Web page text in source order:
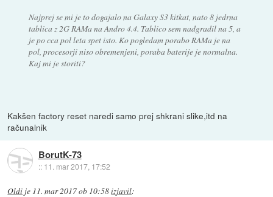
Najprej se mi je to dogajalo na Galaxy S3 kitkat, nato 8 jedrna
tablica z 2G RAMa na Andro 4.4. Tablico sem nadgradil na 5, a
je po cca pol leta spet isto. Ko pogledam porabo RAMa je na
pol, procesorji niso obremenjeni, poraba baterije je normalna.
Kaj mi je storiti?
Kakšen factory reset naredi samo prej shkrani slike,itd na
računalnik
BorutK-73
:: 11. mar 2017, 17:52
Oldi je 11. mar 2017 ob 10:58izjavil: